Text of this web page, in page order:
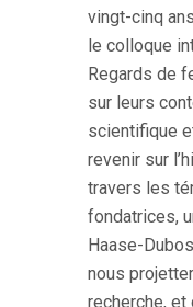
vingt-cinq
le colloque
Regards de
sur leurs
scientifique
revenir sur
travers les
fondatrices,
Haase-
nous
recherche,